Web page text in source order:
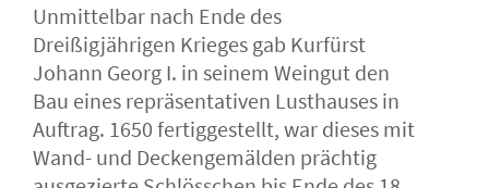
Unmittelbar nach Ende des
Dreißigjährigen Krieges gab Kurfürst
Johann Georg I. in seinem Weingut den
Bau eines repräsentativen Lusthauses in
Auftrag. 1650 fertiggestellt, war dieses mit
Wand- und Deckengemälden prächtig